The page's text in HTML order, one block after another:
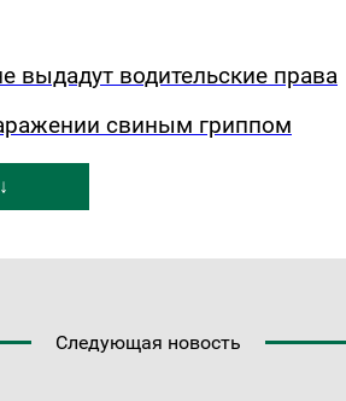
выдадут водительские права
свиным гриппом
Следующая новость